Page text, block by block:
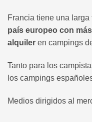
Francia tiene una
país europeo con
alquiler en campings
Tanto para los
los campings
Medios dirigidos al